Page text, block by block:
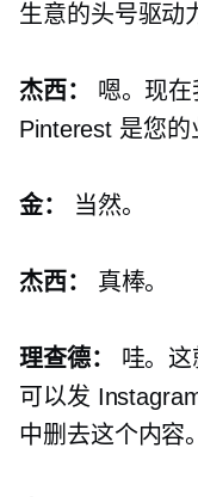
生意的头号驱动
杰西：
嗯。现在
Pinterest 是您的
金： 当然。
杰西： 真棒。
理查德：
哇。这
可以发
中删去这个内容。